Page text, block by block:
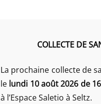
COLLECTE DE
La prochaine collecte de
le lundi 10 août 2026 de
à l’Espace Saletio à Seltz.